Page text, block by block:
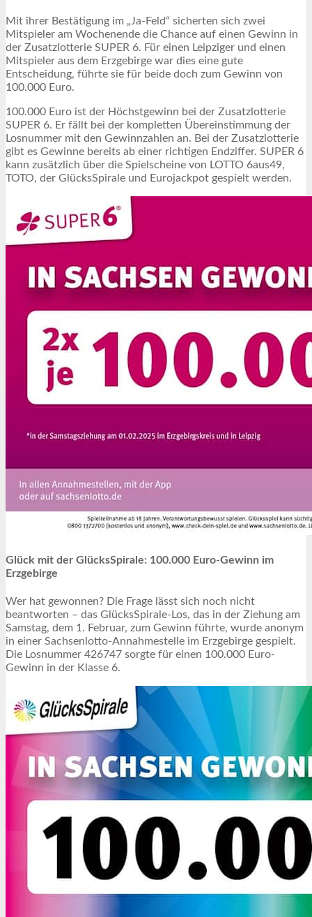
Mit ihrer Bestätigung im „Ja-Feld“ sicherten sich zwei
Mitspieler am Wochenende die Chance auf einen Gewinn in
der Zusatzlotterie SUPER 6. Für einen Leipziger und einen
Mitspieler aus dem Erzgebirge war dies eine gute
Entscheidung, führte sie für beide doch zum Gewinn von
100.000 Euro.
100.000 Euro ist der Höchstgewinn bei der Zusatzlotterie
SUPER 6. Er fällt bei der kompletten Übereinstimmung der
Losnummer mit den Gewinnzahlen an. Bei der Zusatzlotterie
gibt es Gewinne bereits ab einer richtigen Endziffer. SUPER 6
kann zusätzlich über die Spielscheine von LOTTO 6aus49,
TOTO, der GlücksSpirale und Eurojackpot gespielt werden.
Glück mit der GlücksSpirale: 100.000 Euro-Gewinn im
Erzgebirge
Wer hat gewonnen? Die Frage lässt sich noch nicht
beantworten – das GlücksSpirale-Los, das in der Ziehung am
Samstag, dem 1. Februar, zum Gewinn führte, wurde anonym
in einer Sachsenlotto-Annahmestelle im Erzgebirge gespielt.
Die Losnummer 426747 sorgte für einen 100.000 Euro-
Gewinn in der Klasse 6.